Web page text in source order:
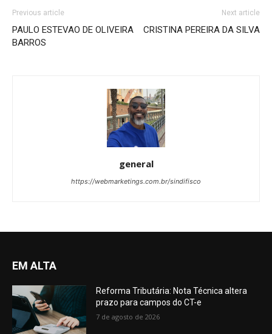
Previous article
PAULO ESTEVAO DE OLIVEIRA
BARROS
Next article
CRISTINA PEREIRA DA SILVA
general
https://webmarketings.com.br/sindifisco
EM ALTA
Reforma Tributária: Nota Técnica altera
prazo para campos do CT-e
7 de agosto de 2026